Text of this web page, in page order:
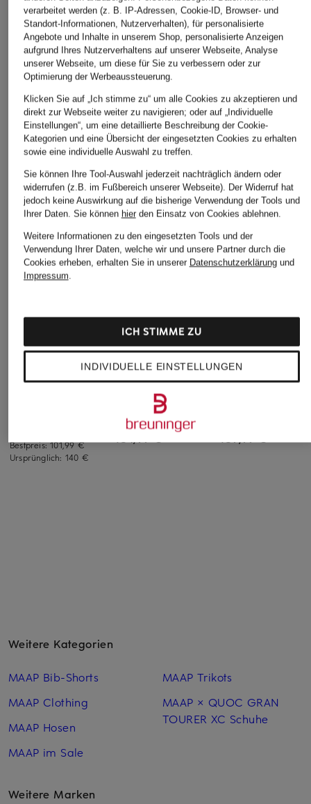
Radtrikot TRAINING
Bestpreis:101,99 €
Ursprünglich: 140 €
PAS NORMAL
STUDIOS
Radtrikot
MECHANISM
PAS NORMAL
STUDIOS
Weitere Kategorien
MAAP Bib-Shorts
MAAP Clothing
MAAP Hosen
MAAP im Sale
MAAP Trikots
MAAP × QUOC GRAN
TOURER XC Schuhe
Weitere Marken
verarbeitet werden (z. B. IP-Adressen, Cookie-ID, Browser- und
Standort-Informationen, Nutzerverhalten), für personalisierte
Angebote und Inhalte in unserem Shop, personalisierte Anzeigen
aufgrund Ihres Nutzerverhaltens auf unserer Webseite, Analyse
unserer Webseite, um diese für Sie zu verbessern oder zur
Optimierung der Werbeaussteuerung.
Klicken Sie auf „Ich stimme zu“ um alle Cookies zu akzeptieren und
direkt zur Webseite weiter zu navigieren; oder auf „Individuelle
Einstellungen“, um eine detaillierte Beschreibung der Cookie-
Kategorien und eine Übersicht der eingesetzten Cookies zu erhalten
sowie eine individuelle Auswahl zu treffen.
Sie können Ihre Tool-Auswahl jederzeit nachträglich ändern oder
widerrufen (z.B. im Fußbereich unserer Webseite). Der Widerruf hat
jedoch keine Auswirkung auf die bisherige Verwendung der Tools und
Ihrer Daten. Sie können hierden Einsatz von Cookies ablehnen.
Weitere Informationen zu den eingesetzten Tools und der
Verwendung Ihrer Daten, welche wir und unsere Partner durch die
Cookies erheben, erhalten Sie in unserer Datenschutzerklärungund
Impressum.
INDIVIDUELLE EINSTELLUNGEN
ICH STIMME ZU